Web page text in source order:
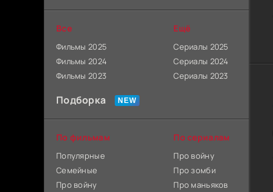
Все
Фильмы 2025
Фильмы 2024
Фильмы 2023
Ещё
Сериалы 2025
Сериалы 2024
Сериалы 2023
Подборка
По фильмам
Популярные
Семейные
Про войну
По сериалам
Про войну
Про зомби
Про маньяков